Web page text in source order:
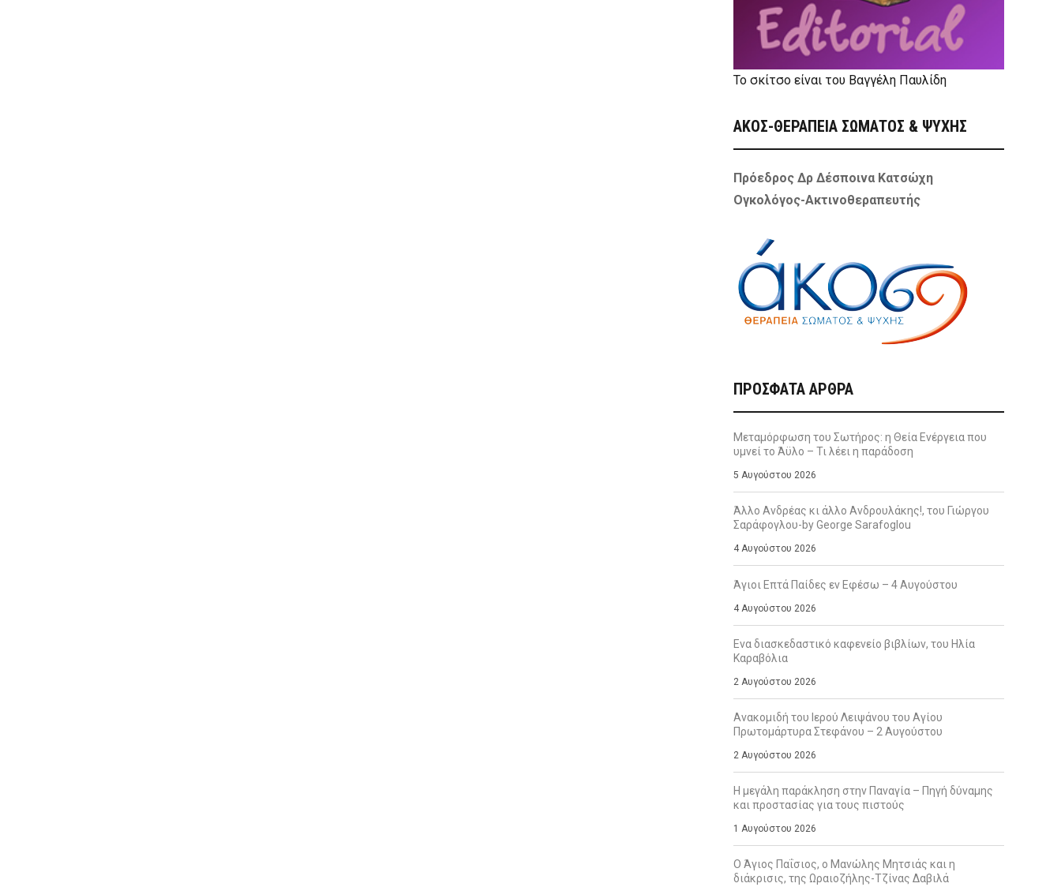
Το σκίτσο είναι του Βαγγέλη Παυλίδη
ΑΚΟΣ-ΘΕΡΑΠΕΙΑ ΣΩΜΑΤΟΣ & ΨΥΧΗΣ
Πρόεδρος Δρ Δέσποινα Κατσώχη
Ογκολόγος-Ακτινοθεραπευτής
ΠΡΌΣΦΑΤΑ ΆΡΘΡΑ
Μεταμόρφωση του Σωτήρος: η Θεία Ενέργεια που
υμνεί το Άϋλο – Τι λέει η παράδοση
5 Αυγούστου 2026
Άλλο Ανδρέας κι άλλο Ανδρουλάκης!, του Γιώργου
Σαράφογλου-by George Sarafoglou
4 Αυγούστου 2026
Άγιοι Επτά Παίδες εν Εφέσω – 4 Αυγούστου
4 Αυγούστου 2026
Ενα διασκεδαστικό καφενείο βιβλίων, του Ηλία
Καραβόλια
2 Αυγούστου 2026
Ανακομιδή του Ιερού Λειψάνου του Αγίου
Πρωτομάρτυρα Στεφάνου – 2 Αυγούστου
2 Αυγούστου 2026
Η μεγάλη παράκληση στην Παναγία – Πηγή δύναμης
και προστασίας για τους πιστούς
1 Αυγούστου 2026
Ο Άγιος Παΐσιος, ο Μανώλης Μητσιάς και η
διάκρισις, της Ωραιοζήλης-Τζίνας Δαβιλά